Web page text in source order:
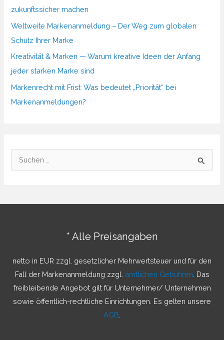
zukunftssicher machen
Weltweite Markenanmeldung – Der Weg zum globalen
Schutz Ihrer Marke
Kreativität & Marken — Warum kreative Ideen der Anfang
jeder starken Marke sind
Markenrecht mit Frist: Was bedeutet „Priorität“ bei
Markenanmeldungen?
u
h
* Alle Preisangaben
netto in EUR zzgl. gesetzlicher Mehrwertsteuer und für den
Fall der Markenanmeldung zzgl. amtlichen Gebühren . Das
freibleibende Angebot gilt für Unternehmer/ Unternehmen
sowie öffentlich-rechtliche Einrichtungen. Es gelten unsere
AGB